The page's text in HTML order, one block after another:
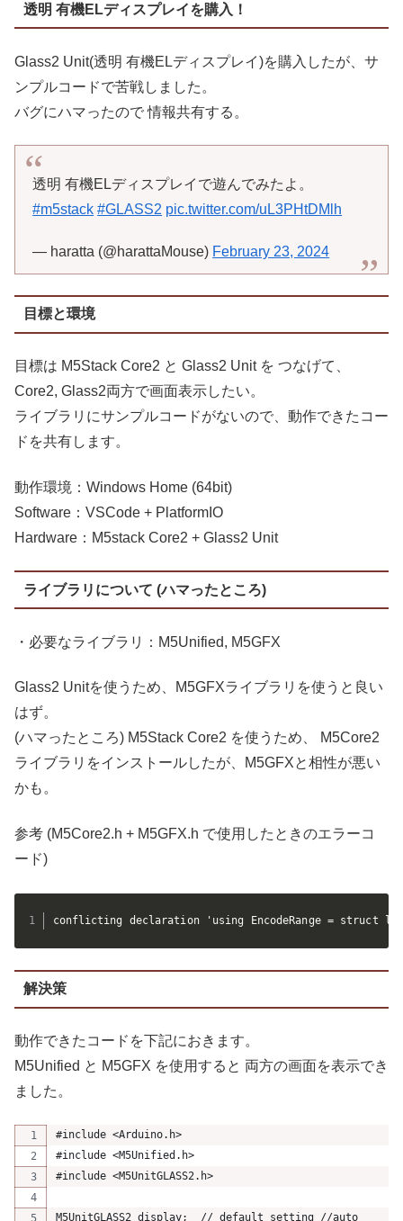
透明 有機ELディスプレイを購入！
Glass2 Unit(透明 有機ELディスプレイ)を購入したが、サ
ンプルコードで苦戦しました。
バグにハマったので 情報共有する。
透明 有機ELディスプレイで遊んでみたよ。
#m5stack #GLASS2 pic.twitter.com/uL3PHtDMlh
— haratta (@harattaMouse) February 23, 2024
目標と環境
目標は M5Stack Core2 と Glass2 Unit を つなげて、
Core2, Glass2両方で画面表示したい。
ライブラリにサンプルコードがないので、動作できたコー
ドを共有します。
動作環境：Windows Home (64bit)
Software：VSCode + PlatformIO
Hardware：M5stack Core2 + Glass2 Unit
ライブラリについて (ハマったところ)
・必要なライブラリ：M5Unified, M5GFX
Glass2 Unitを使うため、M5GFXライブラリを使うと良い
はず。
(ハマったところ) M5Stack Core2 を使うため、 M5Core2
ライブラリをインストールしたが、M5GFXと相性が悪い
かも。
参考 (M5Core2.h + M5GFX.h で使用したときのエラーコ
ード)
conflicting declaration 'using EncodeRange = struct
解決策
動作できたコードを下記におきます。
M5Unified と M5GFX を使用すると 両方の画面を表示でき
ました。
#include <Arduino.h>
#include <M5Unified.h>
#include <M5UnitGLASS2.h>
M5UnitGLASS2 display;  // default setting //auto